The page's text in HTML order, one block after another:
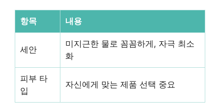
항목 내용
세안
미지근한 물로 꼼꼼하게, 자극 최소
화
피부 타
입
자신에게 맞는 제품 선택 중요